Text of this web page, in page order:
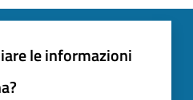
le informazioni